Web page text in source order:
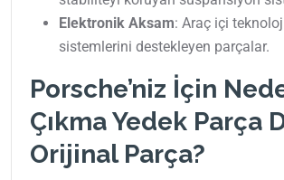
Elektronik Aksam: Araç içi
sistemlerini destekleyen parçalar.
Porsche’niz İçin
Çıkma Yedek Parça
Orijinal Parça?